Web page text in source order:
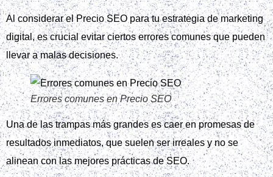
Al considerar el Precio SEO para tu estrategia de marketing
digital, es crucial evitar ciertos errores comunes que pueden
llevar a malas decisiones.
Errores comunes en Precio SEO
Una de las trampas más grandes es caer en promesas de
resultados inmediatos, que suelen ser irreales y no se
alinean con las mejores prácticas de SEO.